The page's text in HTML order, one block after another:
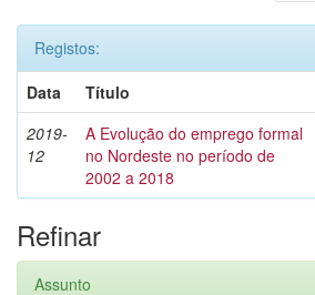
Registos:
Data
Título
2019-
12
A Evolução do emprego formal
no Nordeste no período de
2002 a 2018
Refinar
Assunto